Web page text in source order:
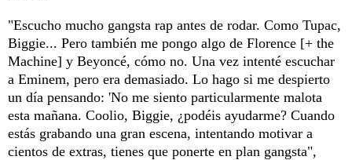
"Escucho mucho gangsta rap antes de rodar. Como Tupac,
Biggie... Pero también me pongo algo de Florence [+ the
Machine] y Beyoncé, cómo no. Una vez intenté escuchar
a Eminem, pero era demasiado. Lo hago si me despierto
un día pensando: 'No me siento particularmente malota
esta mañana. Coolio, Biggie, ¿podéis ayudarme? Cuando
estás grabando una gran escena, intentando motivar a
cientos de extras, tienes que ponerte en plan gangsta",